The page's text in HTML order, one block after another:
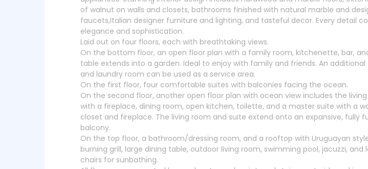
of walnut on walls and closets, bathrooms finished with natural marble and
faucets,Italian designer furniture and lighting, and tasteful decor. Every detail
elegance and sophistication.
Laid out on four floors, each with breathtaking views.
On the bottom floor, an open floor plan with a family room, kitchenette, bar,
table extends into a garden. Ideal to enjoy with family and friends. An additional
and laundry room can be used as a service area.
On the first floor, four comfortable suites with balconies facing the ocean.
On the second floor, another open floor plan with ocean view includes the
with a fireplace, dining room, open kitchen, toilette, and a master suite with a
closet and fireplace. The living room and suite extend onto an expansive, fully
balcony.
On the top floor, a bathroom/dressing room, and a rooftop with Uruguayan
burning grill, large dining table, outdoor living room, swimming pool, jacuzzi, and
chairs for sunbathing.